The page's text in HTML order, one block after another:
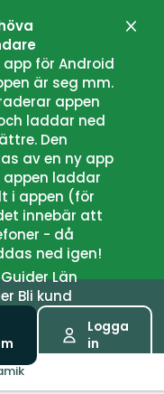
för Android
är seg mm.
appen
laddar ned
Den
av en ny app
appen laddar
i appen (för
innebär att
- då
ned igen!
GuiderLän
Bli kund
Logga
in